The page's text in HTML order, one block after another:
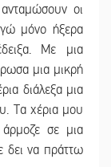
οι
μόνο ήξερα
Με μια
μια μικρή
διάλεξα μια
Τα χέρια μου
σε μια
δει να πράττω